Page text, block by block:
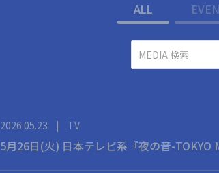
ALL
2026.05.23 | TV
5月26日(火) 日本テレビ系『夜の音-TOKYO